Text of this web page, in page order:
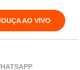
OUÇA AO VIVO